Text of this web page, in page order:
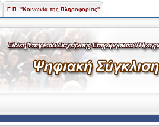
Ε.Π. "Κοινωνία της Πληροφορίας"